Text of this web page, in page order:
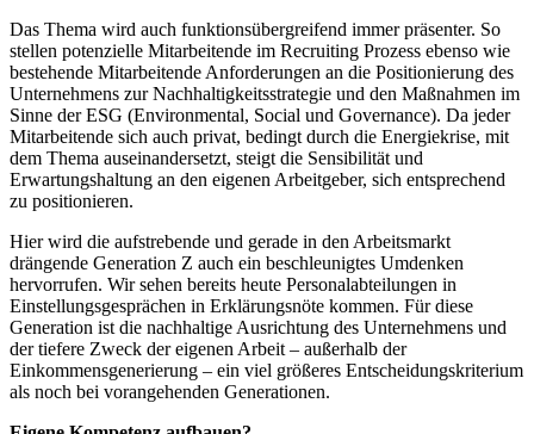
Das Thema wird auch funktionsübergreifend immer präsenter. So
stellen potenzielle Mitarbeitende im Recruiting Prozess ebenso wie
bestehende Mitarbeitende Anforderungen an die Positionierung des
Unternehmens zur Nachhaltigkeitsstrategie und den Maßnahmen im
Sinne der ESG (Environmental, Social und Governance). Da jeder
Mitarbeitende sich auch privat, bedingt durch die Energiekrise, mit
dem Thema auseinandersetzt, steigt die Sensibilität und
Erwartungshaltung an den eigenen Arbeitgeber, sich entsprechend
zu positionieren.
Hier wird die aufstrebende und gerade in den Arbeitsmarkt
drängende Generation Z auch ein beschleunigtes Umdenken
hervorrufen. Wir sehen bereits heute Personalabteilungen in
Einstellungsgesprächen in Erklärungsnöte kommen. Für diese
Generation ist die nachhaltige Ausrichtung des Unternehmens und
der tiefere Zweck der eigenen Arbeit – außerhalb der
Einkommensgenerierung – ein viel größeres Entscheidungskriterium
als noch bei vorangehenden Generationen.